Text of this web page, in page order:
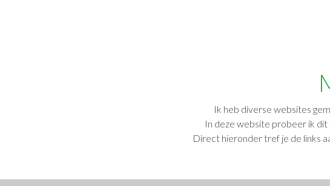
Ik heb diverse websites
In deze website probeer ik dit
Direct hieronder tref je de links